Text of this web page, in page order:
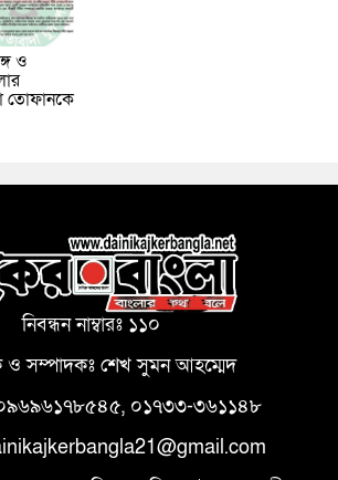
ও
তোফানকে
নিবন্ধন নাম্বারঃ ১১০
ও সম্পাদকঃ শেখ সুমন আহম্মেদ
০১৭৩৩-৩৬১১৪৮